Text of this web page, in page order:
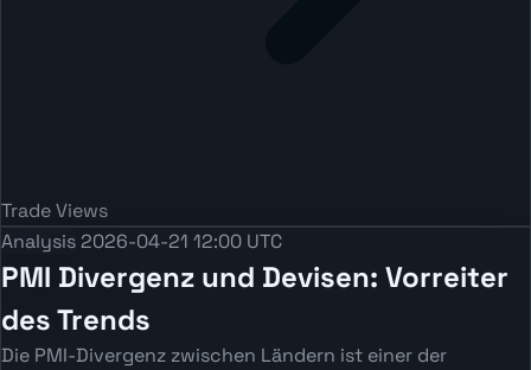
Trade Views
Analysis 2026-04-21 12:00 UTC
PMI Divergenz und Devisen: Vorreiter
des Trends
Die PMI-Divergenz zwischen Ländern ist einer der